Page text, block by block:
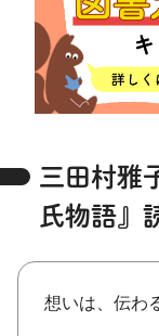
keyword
三田村雅
氏物語』
想いは、伝わ